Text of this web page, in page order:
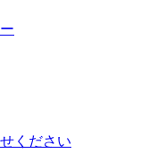
ください